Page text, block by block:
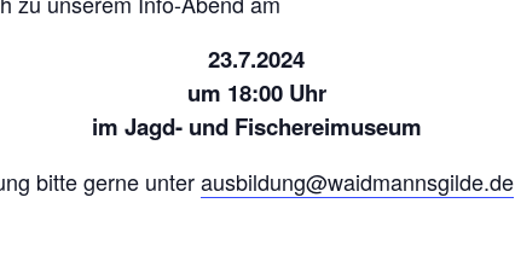
23.7.2024
um 18:00 Uhr
im Jagd- und Fischereimuseum
bitte gerne unterausbildung@waidmannsgilde.de